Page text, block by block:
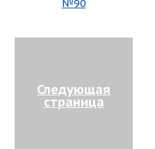
№90
Следующая
страница